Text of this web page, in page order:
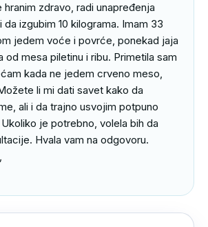
hranim zdravo, radi unapređenja
izgubim 10 kilograma. Imam 33
jedem voće i povrće, ponekad jaja
od mesa piletinu i ribu. Primetila sam
kada ne jedem crveno meso,
li mi dati savet kako da
ali i da trajno usvojim potpuno
je potrebno, volela bih da
Hvala vam na odgovoru.